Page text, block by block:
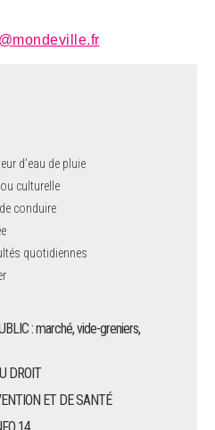
d’eau de pluie
culturelle
conduire
quotidiennes
: marché, vide-greniers,
DROIT
ET DE SANTÉ